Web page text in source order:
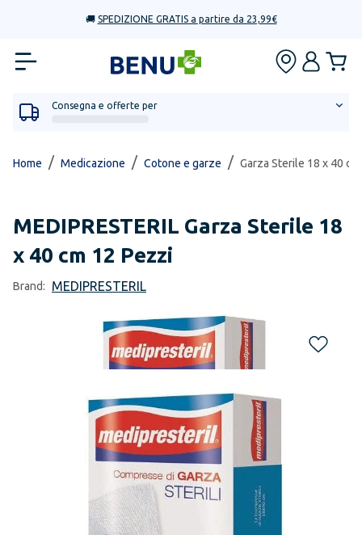
🚚 SPEDIZIONE GRATIS a partire da 23,99€
Consegna e offerte per
Home / Medicazione / Cotone e garze / Garza Sterile 18 x 40
MEDIPRESTERIL Garza Sterile 18
x 40 cm 12 Pezzi
Brand: MEDIPRESTERIL